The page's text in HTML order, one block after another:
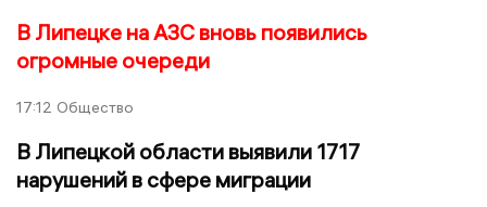
В Липецке на АЗС вновь появились
огромные очереди
17:12 Общество
В Липецкой области выявили 1717
нарушений в сфере миграции